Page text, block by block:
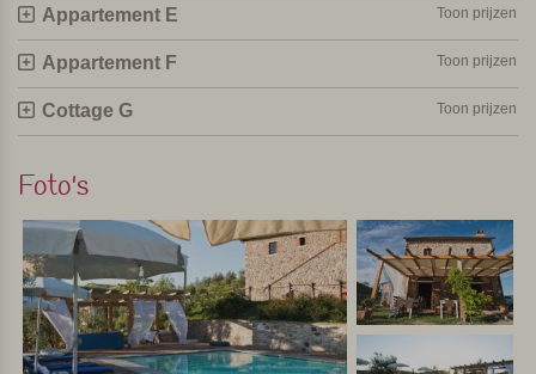
Appartement E Toon prijzen
Appartement F Toon prijzen
Cottage G Toon prijzen
Foto's